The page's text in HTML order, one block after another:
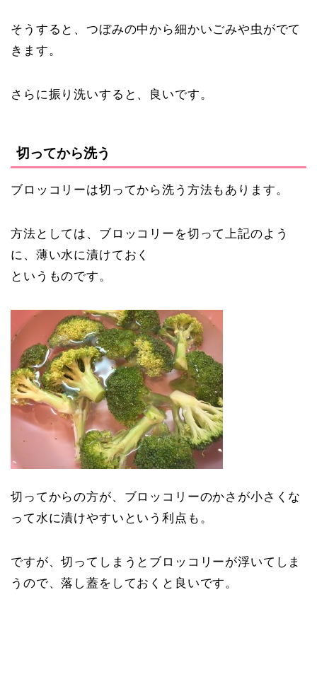
そうすると、つぼみの中から細かいごみや虫がでて
きます。
さらに振り洗いすると、良いです。
切ってから洗う
ブロッコリーは切ってから洗う方法もあります。
方法としては、ブロッコリーを切って上記のよう
に、薄い水に漬けておく
というものです。
切ってからの方が、ブロッコリーのかさが小さくな
って水に漬けやすいという利点も。
ですが、切ってしまうとブロッコリーが浮いてしま
うので、落し蓋をしておくと良いです。